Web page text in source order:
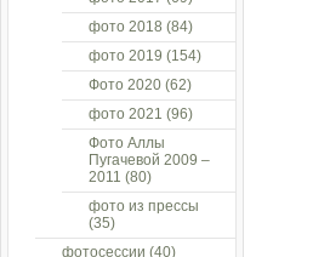
фото 2018 (84)
фото 2019 (154)
Фото 2020 (62)
фото 2021 (96)
Фото Аллы
Пугачевой 2009 –
2011 (80)
фото из прессы
(35)
фотосессии (40)